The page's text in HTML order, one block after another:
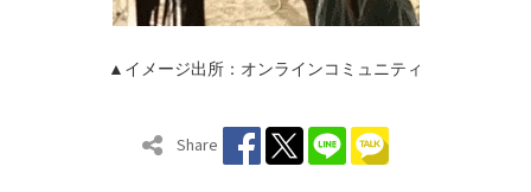
▲イメージ出所：オンラインコミュニティ
Share